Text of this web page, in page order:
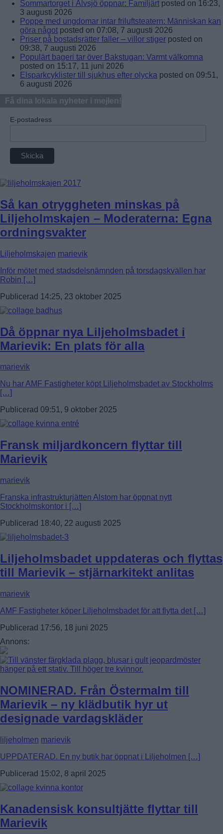
Sommartorget i Älvsjö öppnar: Familjärt posted on 16:23,
3 augusti 2026
Poppe med ungdomar intar friluftsteatern: Människan kan
göra något posted on 07:08, 7 augusti 2026
Priser på bostadsrätter faller – villor stiger posted on
09:38, 7 augusti 2026
Populärt bageri tar över Bakstugan: Varmt välkomna
posted on 15:17, 11 juni 2026
Elsparkcyklister till sjukhus efter olycka posted on 09:51,
6 augusti 2026
Få dina lokala nyheter i mejlen!
E-postadress
Så kan otryggheten minskas på
Liljeholmskajen – Moderaterna: Egna
ordningsvakter
Liljeholmskajen marievik
Inför mötet med stadsdelsnämnden på torsdagskvällen har
Robin […]
Publicerad 14:25, 23 oktober 2025
Då öppnar nya Liljeholmsbadet i
Marievik: En plats för alla
marievik
Nu har AMF Fastigheter köpt Liljeholmsbadet av Stockholms
[…]
Publicerad 09:51, 9 oktober 2025
Fransk miljardkoncern flyttar till
Marievik
marievik
Franska infrastrukturjätten Alstom har öppnat nytt
Stockholmskontor i […]
Publicerad 18:40, 22 augusti 2025
Liljeholmsbadet uppdateras och flyttas
till Marievik – stjärnarkitekt anlitas
marievik
AMF Fastigheter köper Liljeholmsbadet för att flytta det […]
Publicerad 17:56, 18 juni 2025
Annons:
NOMINERAD. Från Östermalm till
Marievik – ny klädbutik hyr ut
designade vardagskläder
liljeholmen marievik
UPPDATERAD. En ny butik har öppnat i Liljeholmen […]
Publicerad 15:02, 8 april 2025
Kanadensisk konsultjätte flyttar till
Marievik